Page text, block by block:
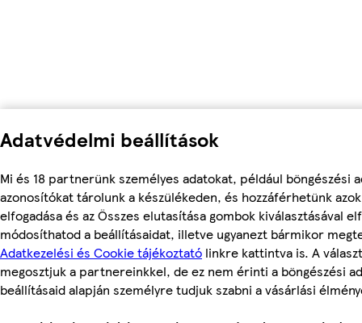
Adatvédelmi beállítások
Mi és 18 partnerünk személyes adatokat, például böngészési
azonosítókat tárolunk a készülékeden, és hozzáférhetünk
elfogadása és az Összes elutasítása gombok kiválasztásával
módosíthatod a beállításaidat, illetve ugyanezt bármikor
Adatkezelési és Cookie tájékoztató linkre kattintva is. A
megosztjuk a partnereinkkel, de ez nem érinti a böngészési
beállításaid alapján személyre tudjuk szabni a vásárlási